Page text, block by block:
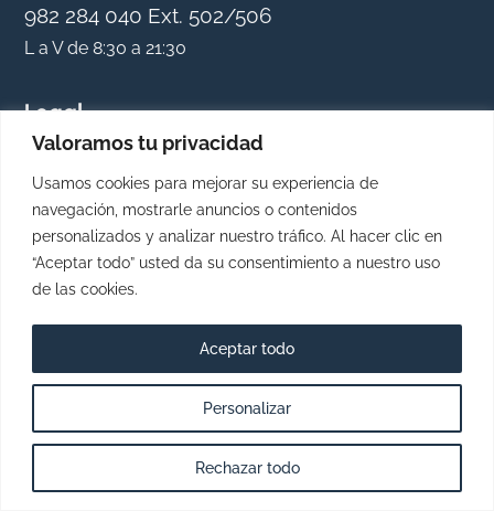
Valoramos tu privacidad
Usamos cookies para mejorar su experiencia de
navegación, mostrarle anuncios o contenidos
personalizados y analizar nuestro tráfico. Al hacer clic en
“Aceptar todo” usted da su consentimiento a nuestro uso
de las cookies.
Personalizar
Rechazar todo
Aceptar todo
982 284 040 Ext. 502/506
L a V de 8:30 a 21:30
Legal
Política de Privacidad
Aviso Legal